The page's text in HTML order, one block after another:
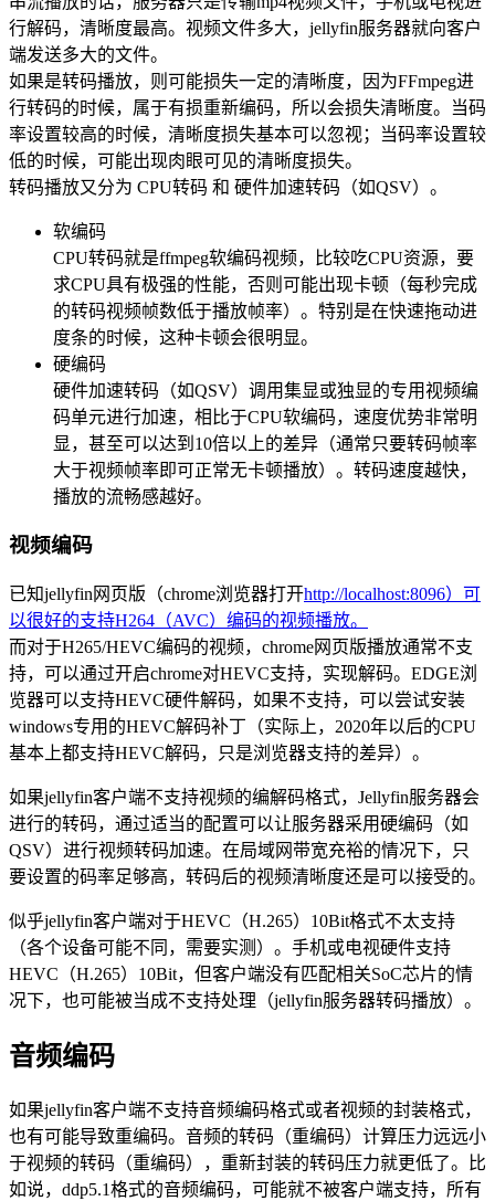
行解码，清晰度最高。视频文件多大，jellyfin服务器就向客户
端发送多大的文件。
如果是转码播放，则可能损失一定的清晰度，因为FFmpeg进
行转码的时候，属于有损重新编码，所以会损失清晰度。当码
率设置较高的时候，清晰度损失基本可以忽视；当码率设置较
低的时候，可能出现肉眼可见的清晰度损失。
转码播放又分为 CPU转码 和 硬件加速转码（如QSV）。
软编码
CPU转码就是ffmpeg软编码视频，比较吃CPU资源，要
求CPU具有极强的性能，否则可能出现卡顿（每秒完成
的转码视频帧数低于播放帧率）。特别是在快速拖动进
度条的时候，这种卡顿会很明显。
硬编码
硬件加速转码（如QSV）调用集显或独显的专用视频编
码单元进行加速，相比于CPU软编码，速度优势非常明
显，甚至可以达到10倍以上的差异（通常只要转码帧率
大于视频帧率即可正常无卡顿播放）。转码速度越快，
播放的流畅感越好。
视频编码
已知jellyfin网页版（chrome浏览器打开http://localhost:8096）可
以很好的支持H264（AVC）编码的视频播放。
而对于H265/HEVC编码的视频，chrome网页版播放通常不支
持，可以通过开启chrome对HEVC支持，实现解码。EDGE浏
览器可以支持HEVC硬件解码，如果不支持，可以尝试安装
windows专用的HEVC解码补丁（实际上，2020年以后的CPU
基本上都支持HEVC解码，只是浏览器支持的差异）。
如果jellyfin客户端不支持视频的编解码格式，Jellyfin服务器会
进行的转码，通过适当的配置可以让服务器采用硬编码（如
QSV）进行视频转码加速。在局域网带宽充裕的情况下，只
要设置的码率足够高，转码后的视频清晰度还是可以接受的。
似乎jellyfin客户端对于HEVC（H.265）10Bit格式不太支持
（各个设备可能不同，需要实测）。手机或电视硬件支持
HEVC（H.265）10Bit，但客户端没有匹配相关SoC芯片的情
况下，也可能被当成不支持处理（jellyfin服务器转码播放）。
音频编码
如果jellyfin客户端不支持音频编码格式或者视频的封装格式，
也有可能导致重编码。音频的转码（重编码）计算压力远远小
于视频的转码（重编码），重新封装的转码压力就更低了。比
如说，ddp5.1格式的音频编码，可能就不被客户端支持，所有